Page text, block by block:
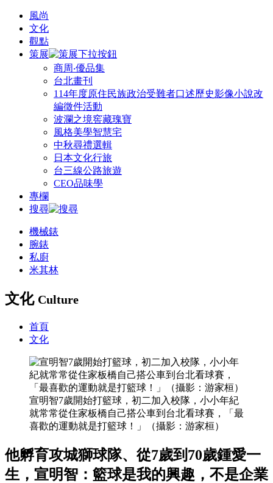
風尚
文化
觀點
策展
商周‧優品集
台北畫刊
114年度原住民族政治受難者口述歷史影像小說改
編徵件活動
波瀾之境窖藏瑰寶
風格美學智慧宅
中秋尋禮選輯
日本文化行旅
台三線公路旅遊
CEO品味學
專欄
搜尋
機械錶
腕錶
私廚
米其林
文化 Culture
首頁
文化
宣明智7歲開始打籃球，初二加入校隊，小小年紀
就常常從住家板橋自己搭公車到台北看球賽，「最
喜歡的運動就是打籃球！」（攝影：游家桓）
他孵育攻城獅球隊、從7歲到70歲鍾愛一
生，宣明智：籃球是我的興趣，不是企業